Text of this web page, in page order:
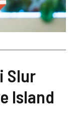
Slur
Island